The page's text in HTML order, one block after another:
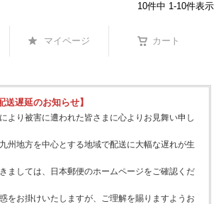
10件中 1-10件表示
マイページ カート
送遅延のお知らせ】
より被害に遭われた皆さまに心よりお見舞い申し
州地方を中心とする地域で配送に大幅な遅れが生
ましては、日本郵便のホームページをご確認くだ
をお掛けいたしますが、ご理解を賜りますようお